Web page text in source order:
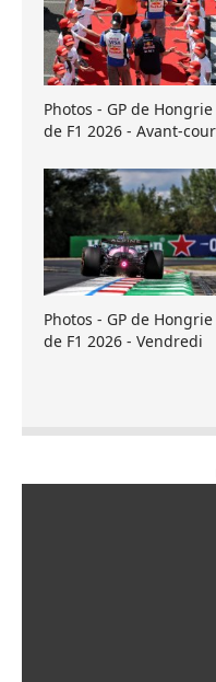
Photos - GP de Hongrie
de F1 2026 - Avant-
Photos - GP de Hongrie
de F1 2026 - Vendredi